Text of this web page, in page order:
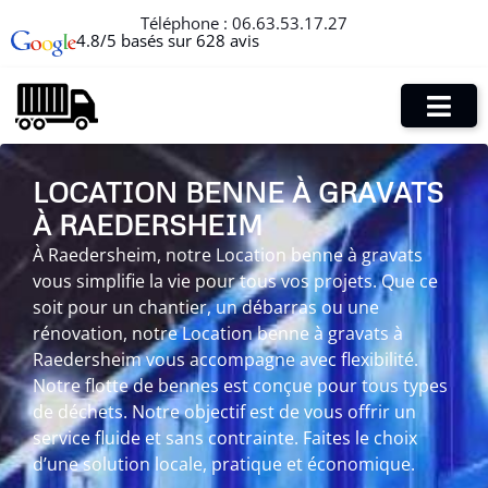
Téléphone : 06.63.53.17.27
4.8/5 basés sur 628 avis
LOCATION BENNE À GRAVATS
À RAEDERSHEIM
À Raedersheim, notre Location benne à gravats
vous simplifie la vie pour tous vos projets. Que ce
soit pour un chantier, un débarras ou une
rénovation, notre Location benne à gravats à
Raedersheim vous accompagne avec flexibilité.
Notre flotte de bennes est conçue pour tous types
de déchets. Notre objectif est de vous offrir un
service fluide et sans contrainte. Faites le choix
d’une solution locale, pratique et économique.